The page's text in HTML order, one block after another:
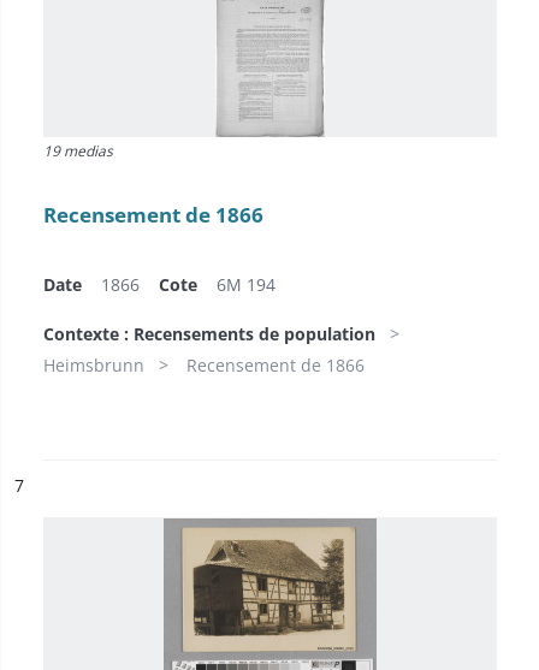
19 medias
Recensement de 1866
Date 1866 Cote 6M 194
Contexte : Recensements de population
Heimsbrunn
Recensement de 1866
n°
7